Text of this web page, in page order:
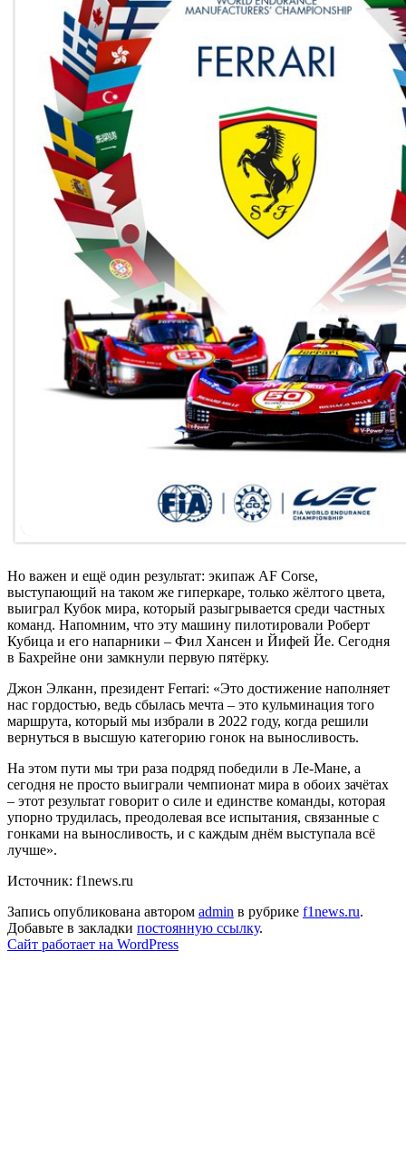
Но важен и ещё один результат: экипаж AF Corse,
выступающий на таком же гиперкаре, только жёлтого цвета,
выиграл Кубок мира, который разыгрывается среди частных
команд. Напомним, что эту машину пилотировали Роберт
Кубица и его напарники – Фил Хансен и Йифей Йе. Сегодня
в Бахрейне они замкнули первую пятёрку.
Джон Элканн, президент Ferrari: «Это достижение наполняет
нас гордостью, ведь сбылась мечта – это кульминация того
маршрута, который мы избрали в 2022 году, когда решили
вернуться в высшую категорию гонок на выносливость.
На этом пути мы три раза подряд победили в Ле-Мане, а
сегодня не просто выиграли чемпионат мира в обоих зачётах
– этот результат говорит о силе и единстве команды, которая
упорно трудилась, преодолевая все испытания, связанные с
гонками на выносливость, и с каждым днём выступала всё
лучше».
Источник: f1news.ru
Запись опубликована автором admin в рубрике f1news.ru.
Добавьте в закладки постоянную ссылку.
Сайт работает на WordPress